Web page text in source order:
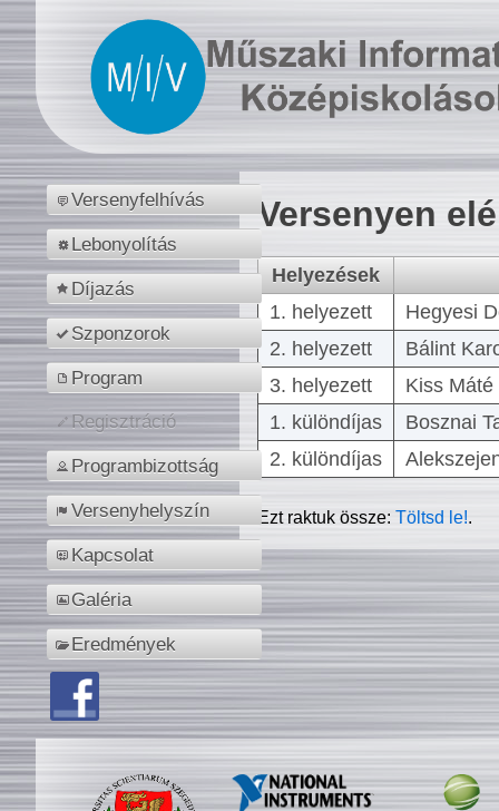
Versenyfelhívás
Lebonyolítás
Díjazás
Szponzorok
Program
Regisztráció
Programbizottság
Versenyhelyszín
Kapcsolat
Galéria
Eredmények
Versenyen
Helyezések
1. helyezett
Hegyesi
2. helyezett
Bálint
3. helyezett
Kiss
1. különdíjas
Bosznai
2. különdíjas
Ezt raktuk össze:Töltsd le!.